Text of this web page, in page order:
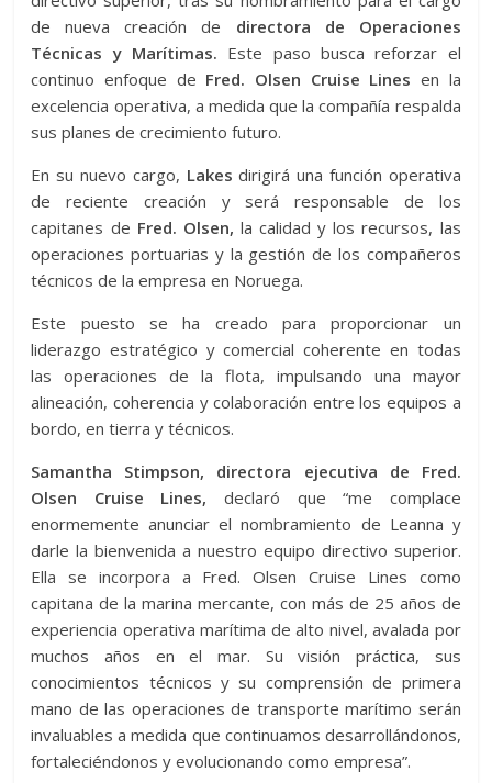
de nueva creación de directora de Operaciones
Técnicas y Marítimas. Este paso busca reforzar el
continuo enfoque de Fred. Olsen Cruise Lines en la
excelencia operativa, a medida que la compañía respalda
sus planes de crecimiento futuro.
En su nuevo cargo, Lakes dirigirá una función operativa
de reciente creación y será responsable de los
capitanes de Fred. Olsen, la calidad y los recursos, las
operaciones portuarias y la gestión de los compañeros
técnicos de la empresa en Noruega.
Este puesto se ha creado para proporcionar un
liderazgo estratégico y comercial coherente en todas
las operaciones de la flota, impulsando una mayor
alineación, coherencia y colaboración entre los equipos a
bordo, en tierra y técnicos.
Samantha Stimpson, directora ejecutiva de Fred.
Olsen Cruise Lines, declaró que “me complace
enormemente anunciar el nombramiento de Leanna y
darle la bienvenida a nuestro equipo directivo superior.
Ella se incorpora a Fred. Olsen Cruise Lines como
capitana de la marina mercante, con más de 25 años de
experiencia operativa marítima de alto nivel, avalada por
muchos años en el mar. Su visión práctica, sus
conocimientos técnicos y su comprensión de primera
mano de las operaciones de transporte marítimo serán
invaluables a medida que continuamos desarrollándonos,
fortaleciéndonos y evolucionando como empresa”.